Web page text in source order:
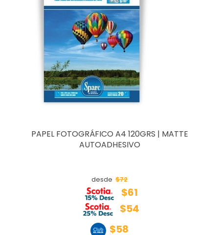
PAPEL FOTOGRÁFICO A4 120GRS | MATTE
AUTOADHESIVO
desde $72
$61
$54
$58